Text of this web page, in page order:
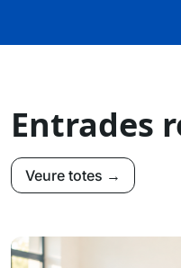
Entrades
Veure totes →